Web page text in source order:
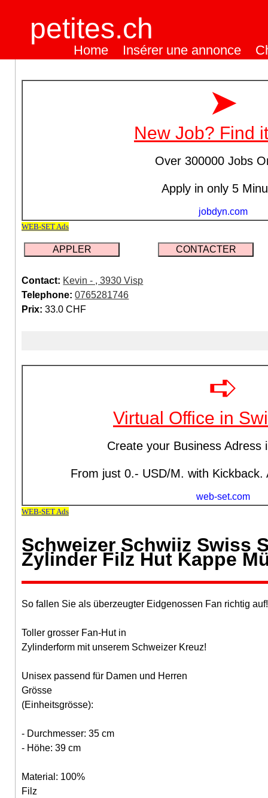
petites.ch
Home Insérer une annonce
APPLER
Contact: Kevin - , 3930 Visp
Telephone: 0765281746
Prix: 33.0 CHF
Schweizer Schwiiz Swiss
Zylinder Filz Hut Kappe
So fallen Sie als überzeugter Eidgenossen Fan richtig auf!​
Toller grosser Fan-Hut in
Zylinderform mit unserem Schweizer Kreuz!
Unisex passend für Damen und Herren
Grösse
(Einheitsgrösse):
- Durchmesser: 35 cm
- Höhe: 39 cm
Material: 100%
Filz​